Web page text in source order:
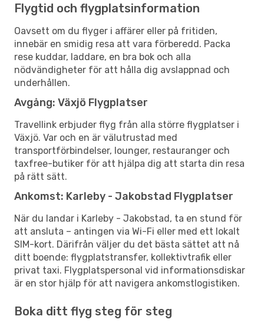
Flygtid och flygplatsinformation
Oavsett om du flyger i affärer eller på fritiden,
innebär en smidig resa att vara förberedd. Packa
rese kuddar, laddare, en bra bok och alla
nödvändigheter för att hålla dig avslappnad och
underhållen.
Avgång: Växjö Flygplatser
Travellink erbjuder flyg från alla större flygplatser i
Växjö. Var och en är välutrustad med
transportförbindelser, lounger, restauranger och
taxfree-butiker för att hjälpa dig att starta din resa
på rätt sätt.
Ankomst: Karleby - Jakobstad Flygplatser
När du landar i Karleby - Jakobstad, ta en stund för
att ansluta – antingen via Wi-Fi eller med ett lokalt
SIM-kort. Därifrån väljer du det bästa sättet att nå
ditt boende: flygplatstransfer, kollektivtrafik eller
privat taxi. Flygplatspersonal vid informationsdiskar
är en stor hjälp för att navigera ankomstlogistiken.
Boka ditt flyg steg för steg